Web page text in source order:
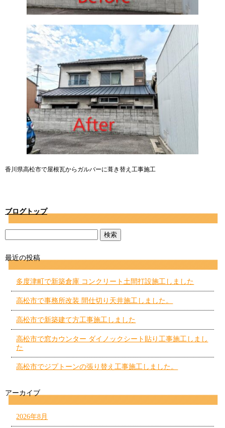
香川県高松市で屋根瓦からガルバーに葺き替え工事施工
ブログトップ
最近の投稿
多度津町で新築倉庫 コンクリート土間打設施工しました
高松市で事務所改装 間仕切り天井施工しました。
高松市で新築建て方工事施工しました
高松市で窓カウンター ダイノックシート貼り工事施工しまし
た
高松市でジプトーンの張り替え工事施工しました。
アーカイブ
2026年8月